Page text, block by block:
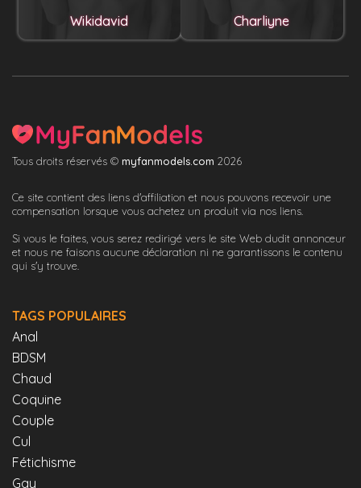
Wikidavid Charliyne
Tous droits réservés © myfanmodels.com 2026
Ce site contient des liens d'affiliation et nous pouvons recevoir une
compensation lorsque vous achetez un produit via nos liens.
Si vous le faites, vous serez redirigé vers le site Web dudit annonceur
et nous ne faisons aucune déclaration ni ne garantissons le contenu
qui s'y trouve.
TAGS POPULAIRES
Anal
BDSM
Chaud
Coquine
Couple
Cul
Fétichisme
Gay